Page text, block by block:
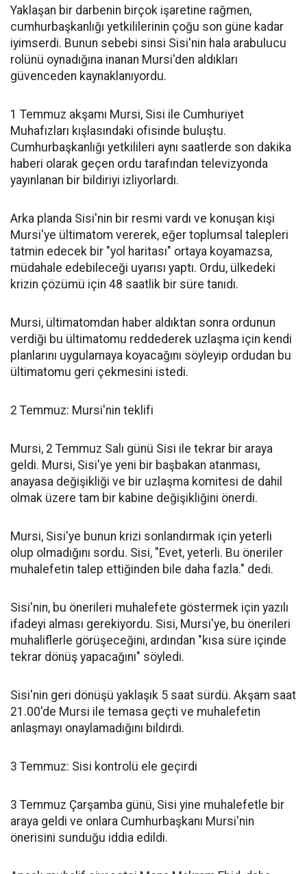
Yaklaşan bir darbenin birçok işaretine rağmen,
cumhurbaşkanlığı yetkililerinin çoğu son güne kadar
iyimserdi. Bunun sebebi sinsi Sisi'nin hala arabulucu
rolünü oynadığına inanan Mursi'den aldıkları
güvenceden kaynaklanıyordu.
1 Temmuz akşamı Mursi, Sisi ile Cumhuriyet
Muhafızları kışlasındaki ofisinde buluştu.
Cumhurbaşkanlığı yetkilileri aynı saatlerde son dakika
haberi olarak geçen ordu tarafından televizyonda
yayınlanan bir bildiriyi izliyorlardı.
Arka planda Sisi'nin bir resmi vardı ve konuşan kişi
Mursi'ye ültimatom vererek, eğer toplumsal talepleri
tatmin edecek bir "yol haritası" ortaya koyamazsa,
müdahale edebileceği uyarısı yaptı. Ordu, ülkedeki
krizin çözümü için 48 saatlik bir süre tanıdı.
Mursi, ültimatomdan haber aldıktan sonra ordunun
verdiği bu ültimatomu reddederek uzlaşma için kendi
planlarını uygulamaya koyacağını söyleyip ordudan bu
ültimatomu geri çekmesini istedi.
2 Temmuz: Mursi'nin teklifi
Mursi, 2 Temmuz Salı günü Sisi ile tekrar bir araya
geldi. Mursi, Sisi'ye yeni bir başbakan atanması,
anayasa değişikliği ve bir uzlaşma komitesi de dahil
olmak üzere tam bir kabine değişikliğini önerdi.
Mursi, Sisi'ye bunun krizi sonlandırmak için yeterli
olup olmadığını sordu. Sisi, "Evet, yeterli. Bu öneriler
muhalefetin talep ettiğinden bile daha fazla." dedi.
Sisi'nin, bu önerileri muhalefete göstermek için yazılı
ifadeyi alması gerekiyordu. Sisi, Mursi'ye, bu önerileri
muhaliflerle görüşeceğini, ardından "kısa süre içinde
tekrar dönüş yapacağını" söyledi.
Sisi'nin geri dönüşü yaklaşık 5 saat sürdü. Akşam saat
21.00'de Mursi ile temasa geçti ve muhalefetin
anlaşmayı onaylamadığını bildirdi.
3 Temmuz: Sisi kontrolü ele geçirdi
3 Temmuz Çarşamba günü, Sisi yine muhalefetle bir
araya geldi ve onlara Cumhurbaşkanı Mursi'nin
önerisini sunduğu iddia edildi.